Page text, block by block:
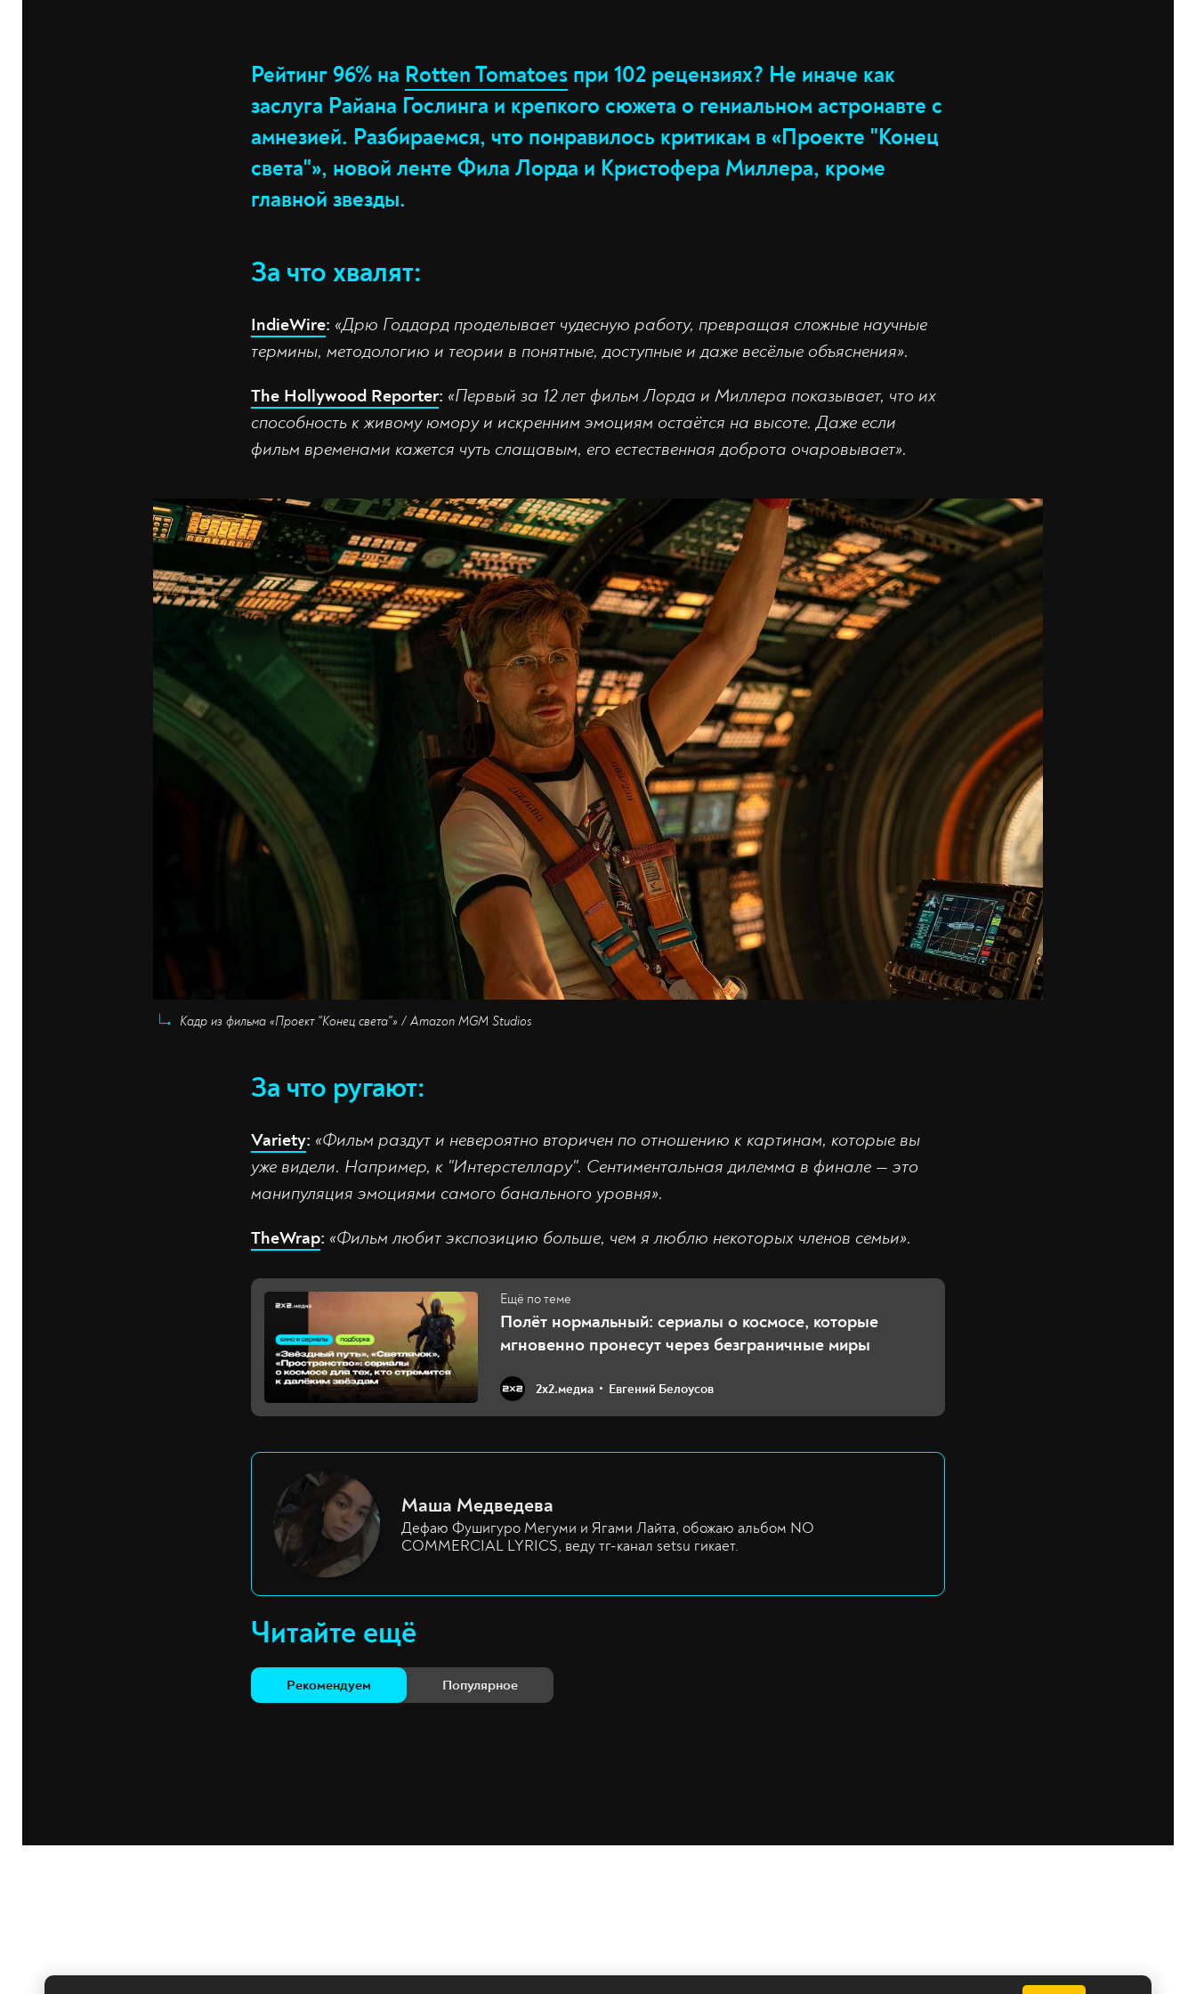
Рейтинг 96% на Rotten Tomatoes при 102 рецензиях? Не иначе как
заслуга Райана Гослинга и крепкого сюжета о гениальном астронавте с
амнезией. Разбираемся, что понравилось критикам в «Проекте "Конец
света"», новой ленте Фила Лорда и Кристофера Миллера, кроме
главной звезды.
За что хвалят:
IndieWire: «Дрю Годдард проделывает чудесную работу, превращая сложные научные
термины, методологию и теории в понятные, доступные и даже весёлые объяснения».
The Hollywood Reporter: «Первый за 12 лет фильм Лорда и Миллера показывает, что их
способность к живому юмору и искренним эмоциям остаётся на высоте. Даже если
фильм временами кажется чуть слащавым, его естественная доброта очаровывает».
Кадр из фильма «Проект "Конец света"» / Amazon MGM Studios
За что ругают:
Variety: «Фильм раздут и невероятно вторичен по отношению к картинам, которые вы
уже видели. Например, к "Интерстеллару". Сентиментальная дилемма в финале — это
манипуляция эмоциями самого банального уровня».
TheWrap: «Фильм любит экспозицию больше, чем я люблю некоторых членов семьи».
Полёт нормальный: сериалы о космосе, которые
мгновенно пронесут через безграничные миры
2х2.медиа Евгений Белоусов
Маша Медведева
Дефаю Фушигуро Мегуми и Ягами Лайта, обожаю альбом NO
COMMERCIAL LYRICS, веду тг-канал setsu гикает.
Читайте ещё
Рекомендуем Популярное